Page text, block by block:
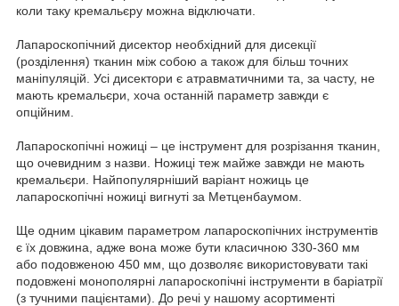
коли таку кремальєру можна відключати.
Лапароскопічний дисектор необхідний для дисекції
(розділення) тканин між собою а також для більш точних
маніпуляцій. Усі дисектори є атравматичними та, за часту, не
мають кремальєри, хоча останній параметр завжди є
опційним.
Лапароскопічні ножиці – це інструмент для розрізання тканин,
що очевидним з назви. Ножиці теж майже завжди не мають
кремальєри. Найпопулярніший варіант ножиць це
лапароскопічні ножиці вигнуті за Метценбаумом.
Ще одним цікавим параметром лапароскопічних інструментів
є їх довжина, адже вона може бути класичною 330-360 мм
або подовженою 450 мм, що дозволяє використовувати такі
подовжені монополярні лапароскопічні інструменти в баріатрії
(з тучними пацієнтами). До речі у нашому асортименті